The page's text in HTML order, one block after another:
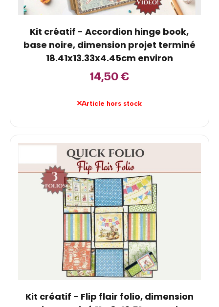
Kit créatif - Accordion hinge book,
base noire, dimension projet terminé
18.41x13.33x4.45cm environ
14,50€
Article hors stock
Kit créatif - Flip flair folio, dimension